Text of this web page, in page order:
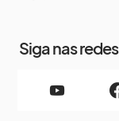
Siga nas redes